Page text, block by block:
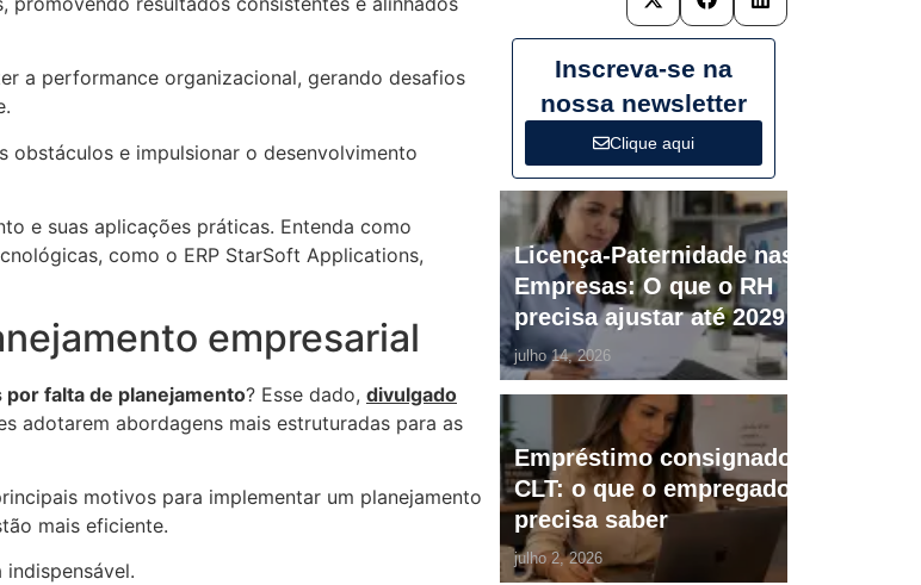
a performance organizacional, gerando desafios
obstáculos e impulsionar o desenvolvimento
e suas aplicações práticas. Entenda como
como o ERP StarSoft Applications,
empresarial
falta de planejamento? Esse dado, divulgado
adotarem abordagens mais estruturadas para as
motivos para implementar um planejamento
mais eficiente.
Inscreva-se na
nossa newsletter
Clique aqui
Licença-Paternidade nas
Empresas: O que o RH
precisa ajustar até 2029
julho 14, 2026
Empréstimo consignado
CLT: o que o empregador
precisa saber
julho 2, 2026